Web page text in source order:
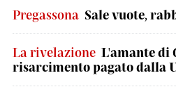
Pregassona Sale vuote,
La rivelazione L'amante di
risarcimento pagato dalla